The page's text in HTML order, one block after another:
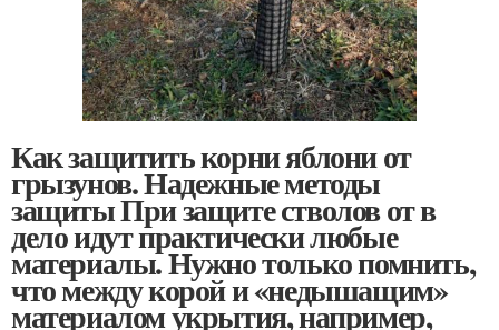
Как защитить корни яблони от
грызунов. Надежные методы
защиты При защите стволов от в
дело идут практически любые
материалы. Нужно только помнить,
что между корой и «недышащим»
материалом укрытия, например,